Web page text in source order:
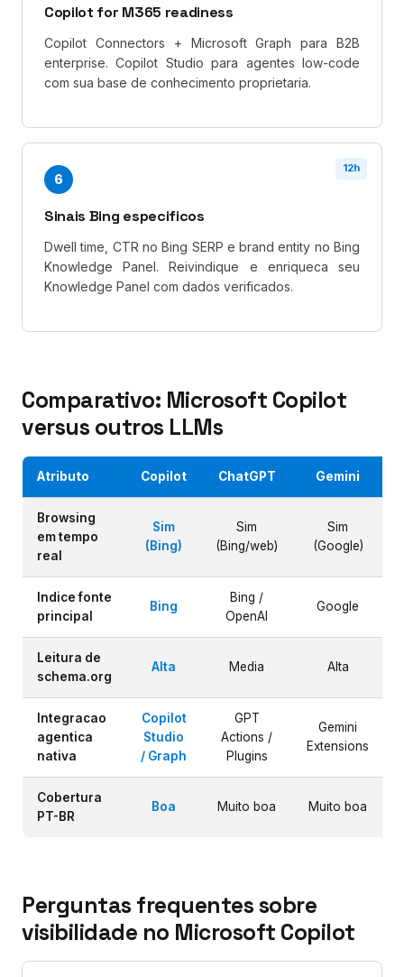
Copilot for M365 readiness
Copilot Connectors + Microsoft Graph para B2B
enterprise. Copilot Studio para agentes low-code
com sua base de conhecimento proprietaria.
12h
6
Sinais Bing especificos
Dwell time, CTR no Bing SERP e brand entity no Bing
Knowledge Panel. Reivindique e enriqueca seu
Knowledge Panel com dados verificados.
Comparativo: Microsoft Copilot
versus outros LLMs
Atributo Copilot ChatGPT Gemini
Browsing
em tempo
real
Sim
(Bing)
Sim
(Bing/web)
Sim
(Google)
Indice fonte
principal
Bing
Bing /
OpenAI
Google
Leitura de
schema.org
Alta Media Alta
Integracao
agentica
nativa
Copilot
Studio
/ Graph
GPT
Actions /
Plugins
Gemini
Extensions
Cobertura
PT-BR
Boa Muito boa Muito boa
Perguntas frequentes sobre
visibilidade no Microsoft Copilot